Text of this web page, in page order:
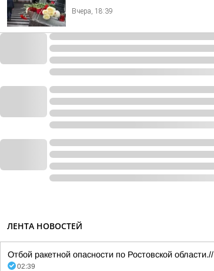
Вчера, 18:39
ЛЕНТА НОВОСТЕЙ
Отбой ракетной опасности по Ростовской области.//
02:39